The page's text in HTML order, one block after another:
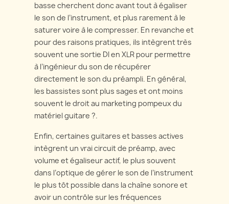
basse cherchent donc avant tout à égaliser
le son de l’instrument, et plus rarement à le
saturer voire à le compresser. En revanche et
pour des raisons pratiques, ils intègrent très
souvent une sortie DI en XLR pour permettre
à l’ingénieur du son de récupérer
directement le son du préampli. En général,
les bassistes sont plus sages et ont moins
souvent le droit au marketing pompeux du
matériel guitare ?.
Enfin, certaines guitares et basses actives
intègrent un vrai circuit de préamp, avec
volume et égaliseur actif, le plus souvent
dans l’optique de gérer le son de l’instrument
le plus tôt possible dans la chaîne sonore et
avoir un contrôle sur les fréquences